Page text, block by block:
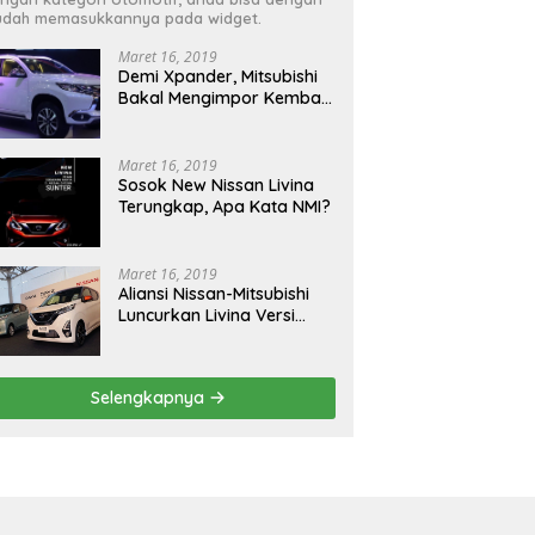
memasukkannya pada widget.
Maret 16, 2019
Demi Xpander, Mitsubishi
Bakal Mengimpor Kembali
Maret 16, 2019
Sosok New Nissan Livina
Terungkap, Apa Kata NMI?
Maret 16, 2019
Aliansi Nissan-Mitsubishi
Luncurkan Livina Versi
Selengkapnya